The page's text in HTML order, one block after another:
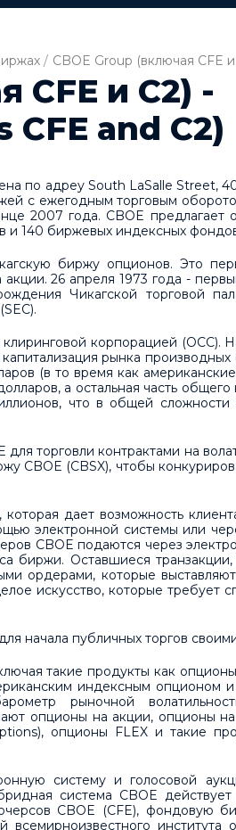
/ CBOE Group (включая CFE и
CFE и C2) -
CFE and C2)
по адреу South LaSalle Street,
с ежегодным торговым
2007 года. CBOE предлагает
140 биржевых индексных
биржу опционов. Это
26 апреля 1973 года -
Чикагской торговой
корпорацией (OCC).
рынка
(в то время как
а остальная часть общего
что в общей сложности
торговли контрактами на
CBOE (CBSX), чтобы
дает возможность
электронной системы или
CBOE подаются через
биржи. Оставшиеся транзакции,
ордерами, которые
искусство, которые требует
начала публичных торгов
такие продукты как
индексным опционом
рыночной
опционы на акции, опционы
опционы FLEX и такие
систему и голосовой
система CBOE
CBOE (CFE), фондовую
института